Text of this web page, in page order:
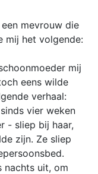
mevrouw die
mij het volgende:
mij
eens wilde
verhaal:
vier weken
- sliep bij haar,
zijn. Ze sliep
nachts uit, om